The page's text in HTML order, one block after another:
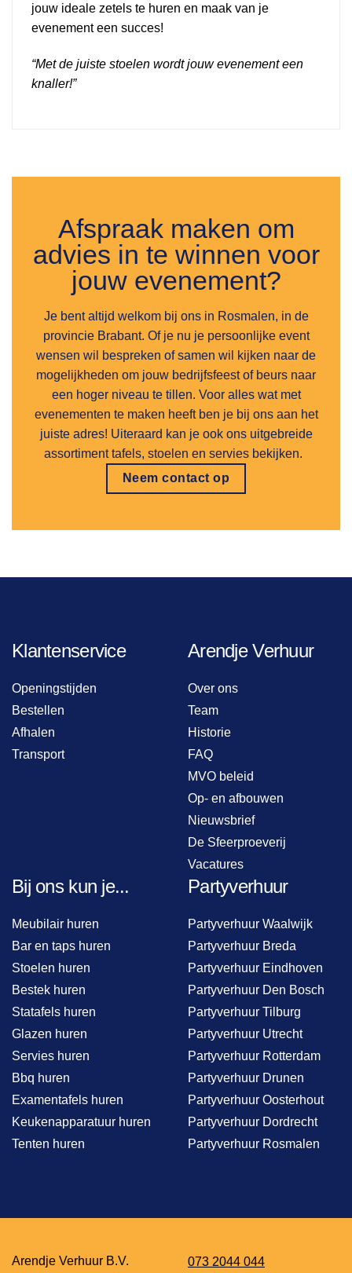
jouw ideale zetels te huren en maak van je
evenement een succes!
“Met de juiste stoelen wordt jouw evenement een
knaller!”
Afspraak maken om
advies in te winnen voor
jouw evenement?
Je bent altijd welkom bij ons in Rosmalen, in de
provincie Brabant. Of je nu je persoonlijke event
wensen wil bespreken of samen wil kijken naar de
mogelijkheden om jouw bedrijfsfeest of beurs naar
een hoger niveau te tillen. Voor alles wat met
evenementen te maken heeft ben je bij ons aan het
juiste adres! Uiteraard kan je ook ons uitgebreide
assortiment tafels, stoelen en servies bekijken.
Neem contact op
Klantenservice
Openingstijden
Bestellen
Afhalen
Transport
Arendje Verhuur
Over ons
Team
Historie
FAQ
MVO beleid
Op- en afbouwen
Nieuwsbrief
De Sfeerproeverij
Vacatures
Bij ons kun je...
Meubilair huren
Bar en taps huren
Stoelen huren
Bestek huren
Statafels huren
Glazen huren
Servies huren
Bbq huren
Examentafels huren
Keukenapparatuur huren
Tenten huren
Partyverhuur
Partyverhuur Waalwijk
Partyverhuur Breda
Partyverhuur Eindhoven
Partyverhuur Den Bosch
Partyverhuur Tilburg
Partyverhuur Utrecht
Partyverhuur Rotterdam
Partyverhuur Drunen
Partyverhuur Oosterhout
Partyverhuur Dordrecht
Partyverhuur Rosmalen
Arendje Verhuur B.V. 073 2044 044